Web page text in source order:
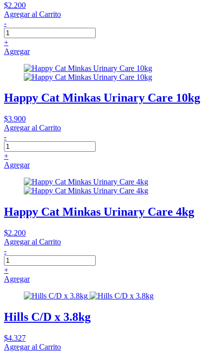
$2.200
Agregar al Carrito
-
+
Agregar
Happy Cat Minkas Urinary Care 10kg
$3.900
Agregar al Carrito
-
+
Agregar
Happy Cat Minkas Urinary Care 4kg
$2.200
Agregar al Carrito
-
+
Agregar
Hills C/D x 3.8kg
$4.327
Agregar al Carrito